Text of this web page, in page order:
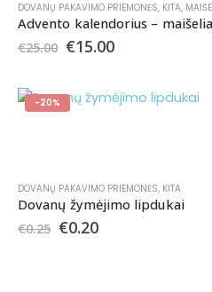
DOVANŲ PAKAVIMO PRIEMONĖS, KITA,
Advento kalendorius –
€25.00 €15.00
-20%
DOVANŲ PAKAVIMO PRIEMONĖS, KITA
Dovanų žymėjimo lipdukai
€0.25 €0.20